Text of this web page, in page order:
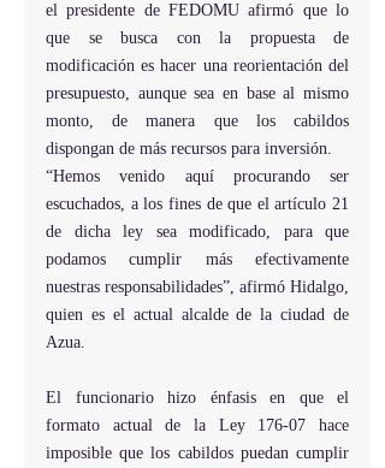
el presidente de FEDOMU afirmó que lo
que se busca con la propuesta de
modificación es hacer una reorientación del
presupuesto, aunque sea en base al mismo
monto, de manera que los cabildos
dispongan de más recursos para inversión.
“Hemos venido aquí procurando ser
escuchados, a los fines de que el artículo 21
de dicha ley sea modificado, para que
podamos cumplir más efectivamente
nuestras responsabilidades”, afirmó Hidalgo,
quien es el actual alcalde de la ciudad de
Azua.
El funcionario hizo énfasis en que el
formato actual de la Ley 176-07 hace
imposible que los cabildos puedan cumplir